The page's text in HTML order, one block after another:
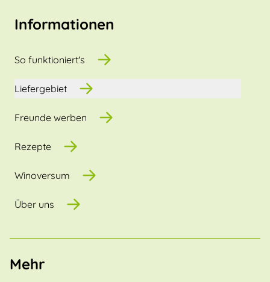
Informationen
So funktioniert's
Liefergebiet
Freunde werben
Rezepte
Winoversum
Über uns
Mehr